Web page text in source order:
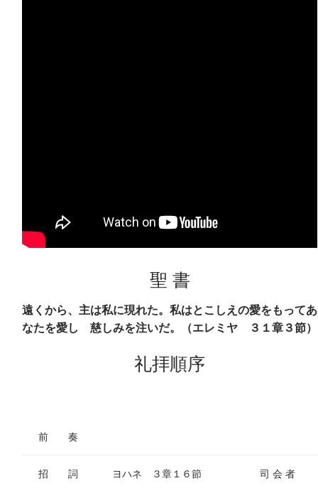
聖 書
遠くから、主は私に現れた。私はとこしえの愛をもってあ
なたを愛し 慈しみを注いだ。（エレミヤ ３１章３節）
礼拝順序
前 奏
招 詞 ヨハネ ３章１６節 司 会 者